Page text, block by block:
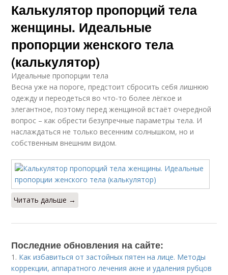
Калькулятор пропорций тела
женщины. Идеальные
пропорции женского тела
(калькулятор)
Идеальные пропорции тела
Весна уже на пороге, предстоит сбросить себя лишнюю
одежду и переодеться во что-то более лёгкое и
элегантное, поэтому перед женщиной встаёт очередной
вопрос – как обрести безупречные параметры тела. И
наслаждаться не только весенним солнышком, но и
собственным внешним видом.
Читать дальше →
Последние обновления на сайте:
1. Как избавиться от застойных пятен на лице. Методы
коррекции, аппаратного лечения акне и удаления рубцов